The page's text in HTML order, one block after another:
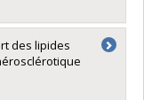
des lipides